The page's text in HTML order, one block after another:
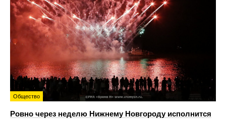
Общество
Ровно через неделю Нижнему Новгороду исполнится